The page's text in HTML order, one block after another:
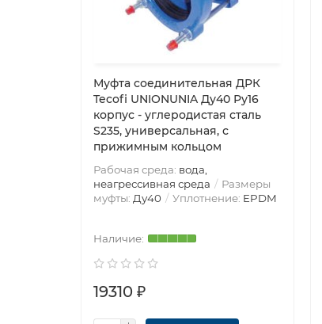
Муфта соединительная ДРК
Tecofi UNIONUNIA Ду40 Ру16
корпус - углеродистая сталь
S235, универсальная, с
прижимным кольцом
Рабочая среда: вода,
неагрессивная среда
Размеры
муфты: Ду40 Уплотнение: EPDM
19310 ₽